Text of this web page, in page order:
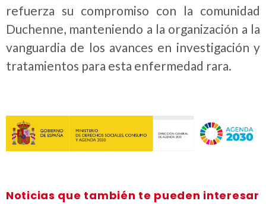
refuerza su compromiso con la comunidad
Duchenne, manteniendo a la organización a la
vanguardia de los avances en investigación y
tratamientos para esta enfermedad rara.
Noticias que también te pueden interesar